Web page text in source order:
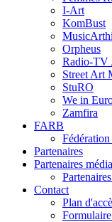
I-Art
KomBust
Orpheus
Radio-TV
Street Art
StuRO
We in
Zamfira
FARB
Partenaires
Partenaires média
Contact
Plan